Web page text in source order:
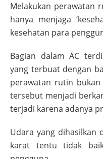
Melakukan perawatan
hanya menjaga
kesehatan para
Bagian dalam AC
yang terbuat dengan
perawatan rutin
tersebut menjadi
terjadi karena adanya
Udara yang dihasilkan
karat tentu tidak